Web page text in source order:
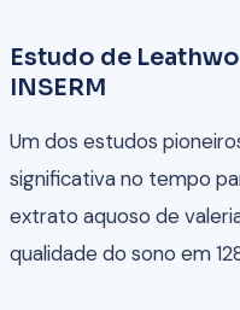
Estudo de
INSERM
Um dos estudos
significativa no tempo
extrato aquoso de
qualidade do sono em